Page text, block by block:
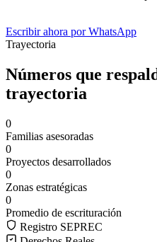
Escribir ahora por WhatsApp
Trayectoria
Números que
trayectoria
0
Familias asesoradas
0
Proyectos desarrollados
0
Zonas estratégicas
0
Promedio de escrituración
Registro SEPREC